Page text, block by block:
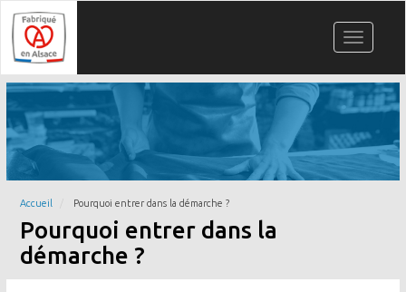
Aller
au
contenu
principal
Toggle
Accueil Pourquoi entrer dans la démarche ?
Pourquoi entrer dans la
démarche ?
Panneau de gestion des cookies